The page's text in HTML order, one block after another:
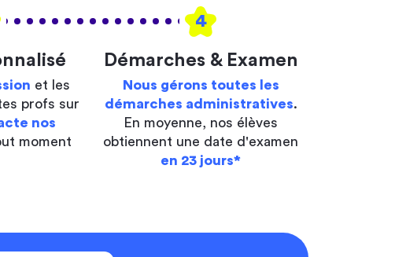
4
et les
profs sur
nos
moment
Démarches & Examen
Nous gérons toutes les
démarches administratives.
En moyenne, nos élèves
obtiennent une date d'examen
en 23 jours*